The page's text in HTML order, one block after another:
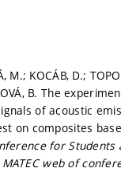
M.; KOCÁB, D.;
B. The
of acoustic
on composites
for Students
MATEC web of